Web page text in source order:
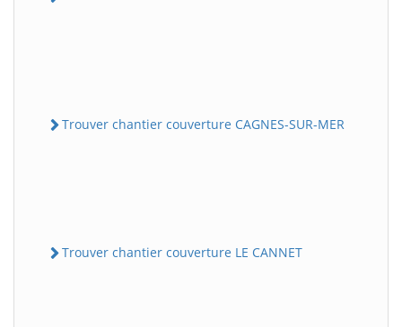
Trouver chantier couverture CAGNES-SUR-MER
Trouver chantier couverture LE CANNET